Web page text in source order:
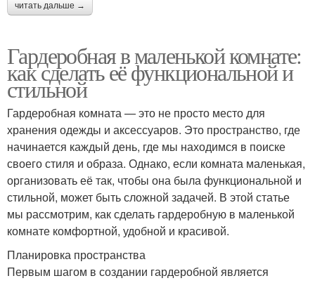
читать дальше →
Гардеробная в маленькой комнате:
как сделать её функциональной и
стильной
Гардеробная комната — это не просто место для
хранения одежды и аксессуаров. Это пространство, где
начинается каждый день, где мы находимся в поиске
своего стиля и образа. Однако, если комната маленькая,
организовать её так, чтобы она была функциональной и
стильной, может быть сложной задачей. В этой статье
мы рассмотрим, как сделать гардеробную в маленькой
комнате комфортной, удобной и красивой.
Планировка пространства
Первым шагом в создании гардеробной является